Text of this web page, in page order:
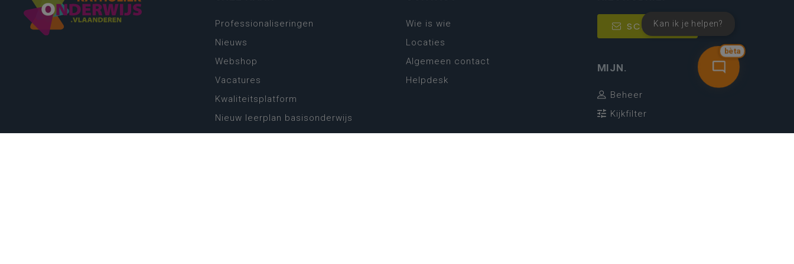
bèta
Kan ik je helpen?
Professionaliseringen
Nieuws
Webshop
Vacatures
Kwaliteitsplatform
Nieuw leerplan basisonderwijs
Zin in leren! Zin in leven!
Wie is wie
Locaties
Algemeen contact
Helpdesk
SCHRIJF IN
MIJN.
Beheer
Kijkfilter